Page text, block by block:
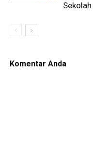
Sekolah
Komentar Anda